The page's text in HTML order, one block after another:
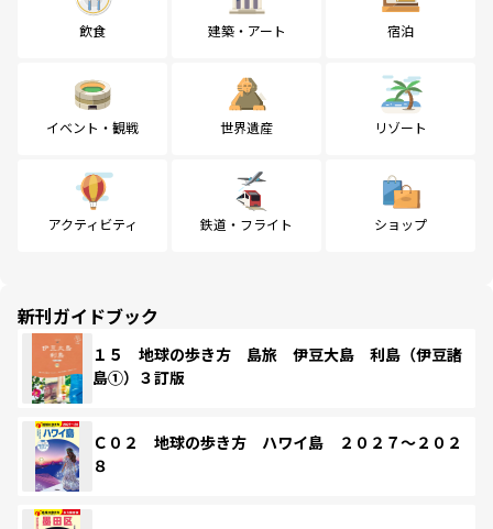
飲食 建築・アート 宿泊
イベント・観戦 世界遺産 リゾート
アクティビティ 鉄道・フライト ショップ
新刊ガイドブック
１５ 地球の歩き方 島旅 伊豆大島 利島（伊豆諸
島①）３訂版
Ｃ０２ 地球の歩き方 ハワイ島 ２０２７～２０２
８